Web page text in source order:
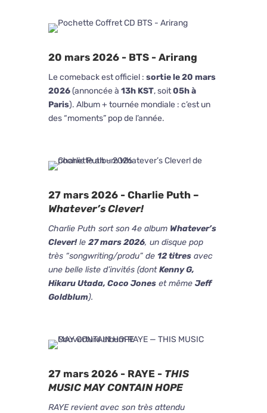
20 mars 2026 - BTS - Arirang
Le comeback est officiel : sortie le 20 mars
2026(annoncée à 13h KST, soit05h à
Paris). Album + tournée mondiale : c’est un
des “moments” pop de l’année.
27 mars 2026 - Charlie Puth –
Whatever’s Clever!
Charlie Puth sort son 4e album Whatever’s
Clever!le 27 mars 2026, un disque pop
très “songwriting/produ” de 12 titresavec
une belle liste d’invités (dontKenny G,
Hikaru Utada, Coco Joneset même Jeff
Goldblum).
27 mars 2026 - RAYE - THIS
MUSIC MAY CONTAIN HOPE
RAYE revient avec son très attendu